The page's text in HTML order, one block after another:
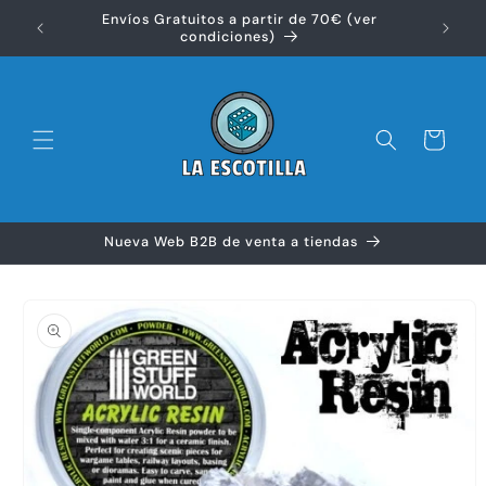
directamenteEnvíos Gratuitos a partir de 70€ (ver
condiciones)
Carrito
Nueva Web B2B de venta a tiendas
información
del producto